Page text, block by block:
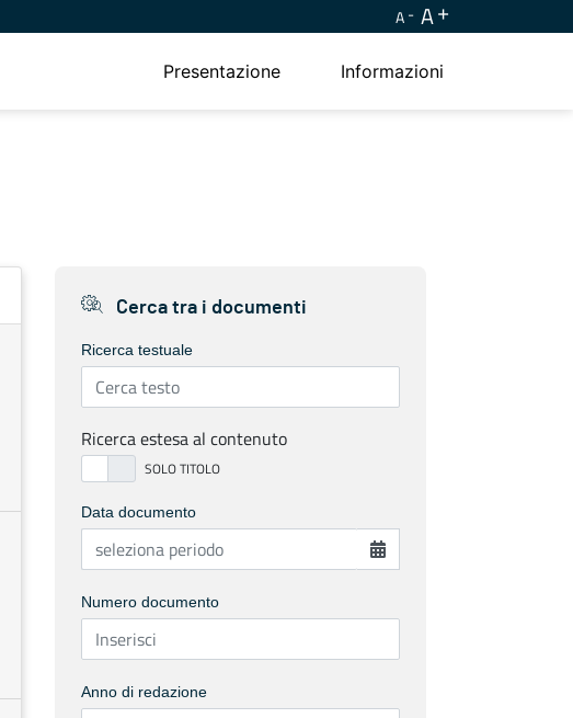
A A
Presentazione Informazioni
Cerca tra i documenti
Ricerca testuale
Ricerca estesa al contenuto
Data documento
Numero documento
Anno di redazione